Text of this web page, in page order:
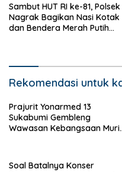
Sambut HUT RI ke-81, Polsek
Nagrak Bagikan Nasi Kotak
dan Bendera Merah Putih
Rekomendasi untuk
Prajurit Yonarmed 13
Sukabumi Gembleng
Wawasan Kebangsaan
Soal Batalnya Konser